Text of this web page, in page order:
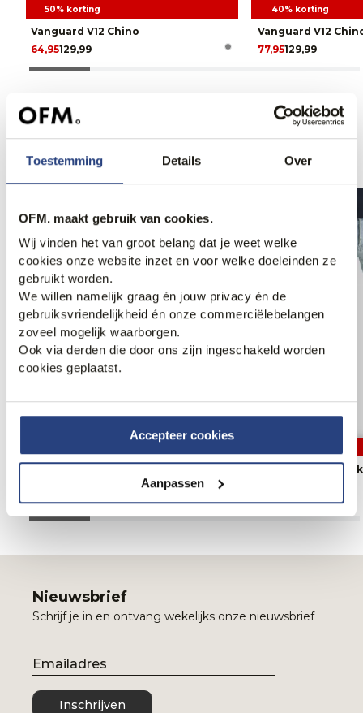
Toestemming Details Over
OFM. maakt gebruik van cookies.
Wij vinden het van groot belang dat je weet welke
cookies onze website inzet en voor welke doeleinden ze
gebruikt worden.
We willen namelijk graag én jouw privacy én de
gebruiksvriendelijkheid én onze commerciëlebelangen
zoveel mogelijk waarborgen.
Ook via derden die door ons zijn ingeschakeld worden
cookies geplaatst.
Accepteer cookies
Aanpassen
50% korting
Vanguard V12 Chino
129,99
64,95
40% korting
Vanguard V12
129,99
77,95
Cast Iron
Nieuwsbrief
Schrijf je in en ontvang wekelijks onze nieuwsbrief
Email
Inschrijven